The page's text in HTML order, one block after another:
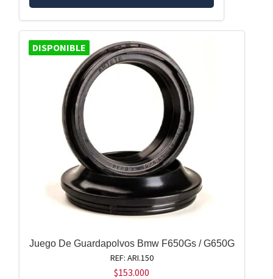
DISPONIBLE
Juego De Guardapolvos Bmw F650Gs / G650G
REF: ARI.150
$153.000